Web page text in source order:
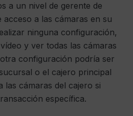
a un nivel de gerente de
a las cámaras en su
ninguna configuración,
y ver todas las cámaras
configuración podría ser
o el cajero principal
las cámaras del cajero si
específica.